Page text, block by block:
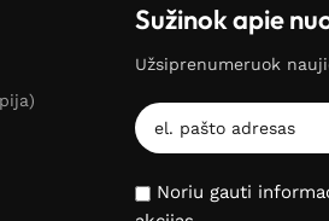
Sužinok apie
Užsiprenumeruok
Noriu gauti